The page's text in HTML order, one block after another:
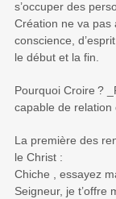
s’occuper des
Création ne va pas
conscience,
le début et la fin.
Pourquoi Croire ?
capable de
La première des
le Christ :
Chiche , essayez
Seigneur, je t’offre